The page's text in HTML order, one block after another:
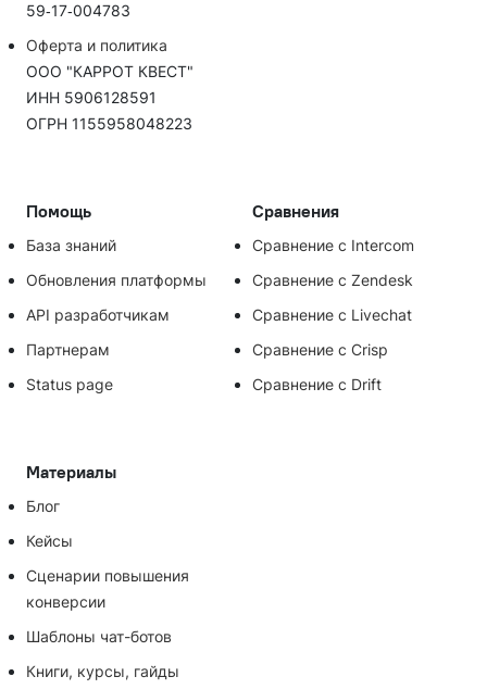
Помощь
База знаний
Обновления платформы
API разработчикам
Партнерам
Status page
Сравнения
Сравнение с Intercom
Сравнение с Zendesk
Сравнение с Livechat
Сравнение с Crisp
Сравнение с Drift
Материалы
Блог
Кейсы
Сценарии повышения
конверсии
Шаблоны чат-ботов
Книги, курсы, гайды
59‑17‑004783
Оферта и политика
ООО "КАРРОТ КВЕСТ"
ИНН 5906128591
ОГРН 1155958048223